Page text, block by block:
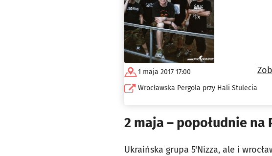
1 maja 2017 17:00
Wrocławska Pergola przy Hali Stulecia
2 maja – popołudnie na
Ukraińska grupa 5'Nizza, ale i